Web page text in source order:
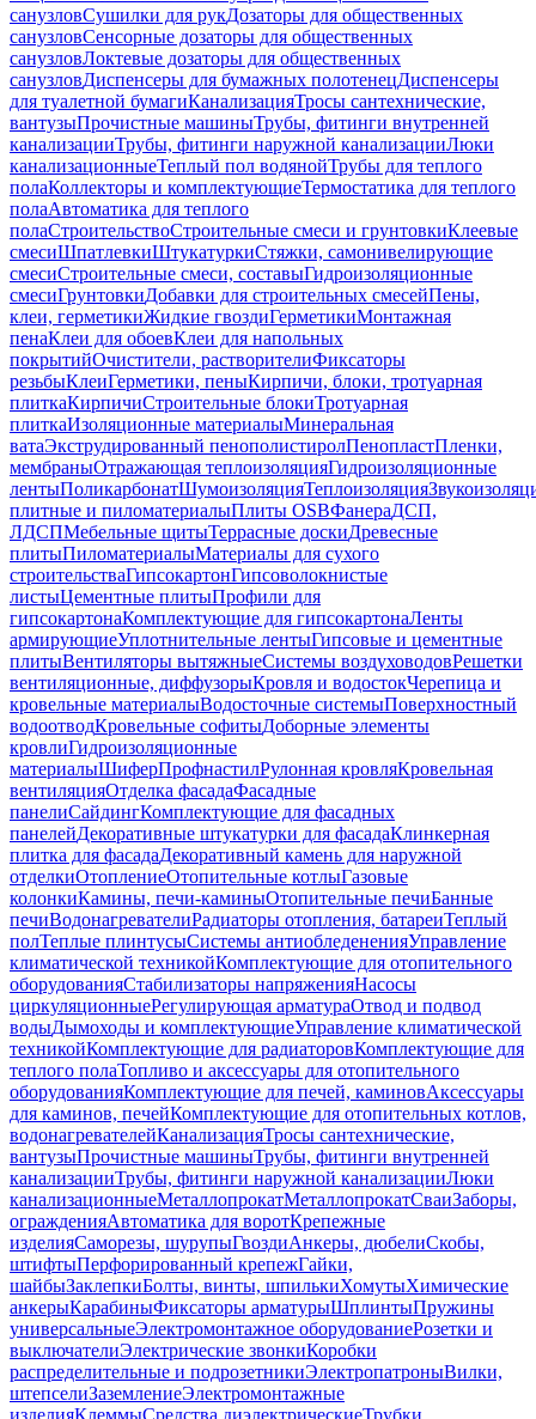
санузловСушилки для рукДозаторы для общественных
санузловСенсорные дозаторы для общественных
санузловЛоктевые дозаторы для общественных
санузловДиспенсеры для бумажных полотенецДиспенсеры
для туалетной бумагиКанализацияТросы сантехнические,
вантузыПрочистные машиныТрубы, фитинги внутренней
канализацииТрубы, фитинги наружной канализацииЛюки
канализационныеТеплый пол водянойТрубы для теплого
полаКоллекторы и комплектующиеТермостатика для теплого
полаАвтоматика для теплого
полаСтроительствоСтроительные смеси и грунтовкиКлеевые
смесиШпатлевкиШтукатуркиСтяжки, самонивелирующие
смесиСтроительные смеси, составыГидроизоляционные
смесиГрунтовкиДобавки для строительных смесейПены,
клеи, герметикиЖидкие гвоздиГерметикиМонтажная
пенаКлеи для обоевКлеи для напольных
покрытийОчистители, растворителиФиксаторы
резьбыКлеиГерметики, пеныКирпичи, блоки, тротуарная
плиткаКирпичиСтроительные блокиТротуарная
плиткаИзоляционные материалыМинеральная
ватаЭкструдированный пенополистиролПенопластПленки,
мембраныОтражающая теплоизоляцияГидроизоляционные
лентыПоликарбонатШумоизоляцияТеплоизоляция
плитные и пиломатериалыПлиты OSBФанераДСП,
ЛДСПМебельные щитыТеррасные доскиДревесные
плитыПиломатериалыМатериалы для сухого
строительстваГипсокартонГипсоволокнистые
листыЦементные плитыПрофили для
гипсокартонаКомплектующие для гипсокартонаЛенты
армирующиеУплотнительные лентыГипсовые и цементные
плитыВентиляторы вытяжныеСистемы воздуховодовРешетки
вентиляционные, диффузорыКровля и водостокЧерепица и
кровельные материалыВодосточные системыПоверхностный
водоотводКровельные софитыДоборные элементы
кровлиГидроизоляционные
материалыШиферПрофнастилРулонная кровляКровельная
вентиляцияОтделка фасадаФасадные
панелиСайдингКомплектующие для фасадных
панелейДекоративные штукатурки для фасадаКлинкерная
плитка для фасадаДекоративный камень для наружной
отделкиОтоплениеОтопительные котлыГазовые
колонкиКамины, печи-каминыОтопительные печиБанные
печиВодонагревателиРадиаторы отопления, батареиТеплый
полТеплые плинтусыСистемы антиобледененияУправление
климатической техникойКомплектующие для отопительного
оборудованияСтабилизаторы напряженияНасосы
циркуляционныеРегулирующая арматураОтвод и подвод
водыДымоходы и комплектующиеУправление климатической
техникойКомплектующие для радиаторовКомплектующие для
теплого полаТопливо и аксессуары для отопительного
оборудованияКомплектующие для печей, каминовАксессуары
для каминов, печейКомплектующие для отопительных котлов,
водонагревателейКанализацияТросы сантехнические,
вантузыПрочистные машиныТрубы, фитинги внутренней
канализацииТрубы, фитинги наружной канализацииЛюки
канализационныеМеталлопрокатМеталлопрокатСваиЗаборы,
огражденияАвтоматика для воротКрепежные
изделияСаморезы, шурупыГвоздиАнкеры, дюбелиСкобы,
штифтыПерфорированный крепежГайки,
шайбыЗаклепкиБолты, винты, шпилькиХомутыХимические
анкерыКарабиныФиксаторы арматурыШплинтыПружины
универсальныеЭлектромонтажное оборудованиеРозетки и
выключателиЭлектрические звонкиКоробки
распределительные и подрозетникиЭлектропатроныВилки,
штепселиЗаземлениеЭлектромонтажные
изделияКлеммыСредства диэлектрическиеТрубки